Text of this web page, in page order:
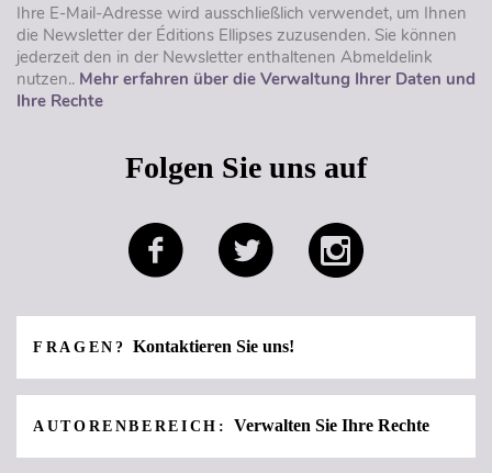
Ihre E-Mail-Adresse wird ausschließlich verwendet, um Ihnen
die Newsletter der Éditions Ellipses zuzusenden. Sie können
jederzeit den in der Newsletter enthaltenen Abmeldelink
nutzen.. Mehr erfahren über die Verwaltung Ihrer Daten und
Ihre Rechte
Folgen Sie uns auf
FRAGEN?Kontaktieren Sie uns!
AUTORENBEREICH:Verwalten Sie Ihre Rechte